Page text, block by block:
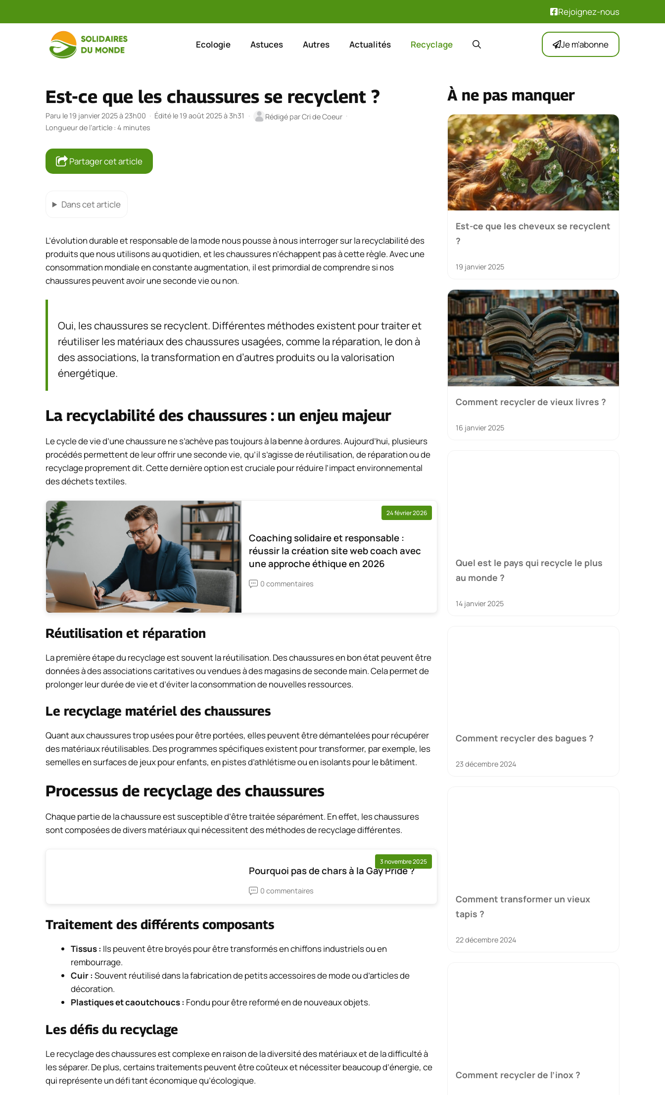
Rejoignez-nous
Ecologie Astuces Autres Actualités Recyclage Je m'abonne
Est-ce que les chaussures se recyclent ?
Paru le 19 janvier 2025 à 23h00 · Édité le 19 août 2025 à 3h31 · Rédigé parCri de Coeur ·
Longueur de l’article : 4 minutes
Partager cet article
Dans cet article
L’évolution durable et responsable de la mode nous pousse à nous interroger sur la recyclabilité des
produits que nous utilisons au quotidien, et les chaussures n’échappent pas à cette règle. Avec une
consommation mondiale en constante augmentation, il est primordial de comprendre si nos
chaussures peuvent avoir une seconde vie ou non.
Oui, les chaussures se recyclent. Différentes méthodes existent pour traiter et
réutiliser les matériaux des chaussures usagées, comme la réparation, le don à
des associations, la transformation en d’autres produits ou la valorisation
énergétique.
La recyclabilité des chaussures : un enjeu majeur
Le cycle de vie d’une chaussure ne s’achève pas toujours à la benne à ordures. Aujourd’hui, plusieurs
procédés permettent de leur offrir une seconde vie, qu’il s’agisse de réutilisation, de réparation ou de
recyclage proprement dit. Cette dernière option est cruciale pour réduire l’impact environnemental
des déchets textiles.
24 février 2026
Coaching solidaire et responsable :
réussir la création site web coach avec
une approche éthique en 2026
0 commentaires
Réutilisation et réparation
La première étape du recyclage est souvent la réutilisation. Des chaussures en bon état peuvent être
données à des associations caritatives ou vendues à des magasins de seconde main. Cela permet de
prolonger leur durée de vie et d’éviter la consommation de nouvelles ressources.
Le recyclage matériel des chaussures
Quant aux chaussures trop usées pour être portées, elles peuvent être démantelées pour récupérer
des matériaux réutilisables. Des programmes spécifiques existent pour transformer, par exemple, les
semelles en surfaces de jeux pour enfants, en pistes d’athlétisme ou en isolants pour le bâtiment.
Processus de recyclage des chaussures
Chaque partie de la chaussure est susceptible d’être traitée séparément. En effet, les chaussures
sont composées de divers matériaux qui nécessitent des méthodes de recyclage différentes.
3 novembre 2025
Pourquoi pas de chars à la Gay Pride ?
0 commentaires
Traitement des différents composants
Tissus : Ils peuvent être broyés pour être transformés en chiffons industriels ou en
rembourrage.
Cuir : Souvent réutilisé dans la fabrication de petits accessoires de mode ou d’articles de
décoration.
Plastiques et caoutchoucs : Fondu pour être reformé en de nouveaux objets.
Les défis du recyclage
Le recyclage des chaussures est complexe en raison de la diversité des matériaux et de la difficulté à
les séparer. De plus, certains traitements peuvent être coûteux et nécessiter beaucoup d’énergie, ce
qui représente un défi tant économique qu’écologique.
À ne pas manquer
Est-ce que les cheveux se recyclent
?
19 janvier 2025
Comment recycler de vieux livres ?
16 janvier 2025
Quel est le pays qui recycle le plus
au monde ?
14 janvier 2025
Comment recycler des bagues ?
23 décembre 2024
Comment transformer un vieux
tapis ?
22 décembre 2024
Comment recycler de l’inox ?